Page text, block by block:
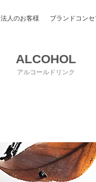
法人のお客様 ブランドコンセ
ALCOHOL
アルコールドリンク